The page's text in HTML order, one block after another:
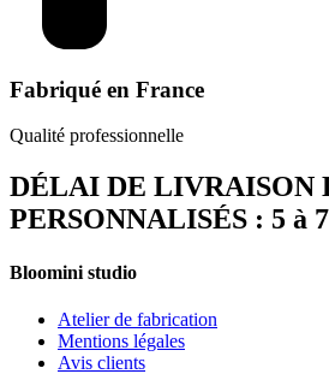
Fabriqué en France
Qualité professionnelle
DÉLAI DE LIVRAISON
PERSONNALISÉS : 5 à
Bloomini studio
Atelier de fabrication
Mentions légales
Avis clients